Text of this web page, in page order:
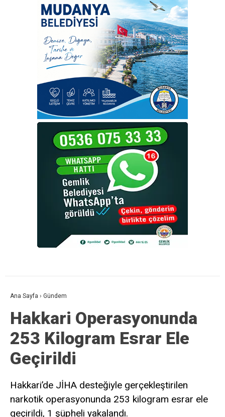
Ana Sayfa › Gündem
Hakkari Operasyonunda
253 Kilogram Esrar Ele
Geçirildi
Hakkari’de JİHA desteğiyle gerçekleştirilen
narkotik operasyonunda 253 kilogram esrar ele
geçirildi, 1 şüpheli yakalandı.